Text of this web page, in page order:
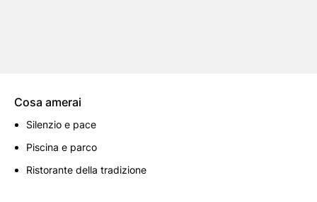
Cosa amerai
Silenzio e pace
Piscina e parco
Ristorante della tradizione